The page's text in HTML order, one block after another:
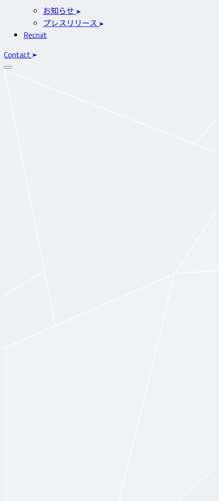
お知らせ
プレスリリース
Recruit
Contact